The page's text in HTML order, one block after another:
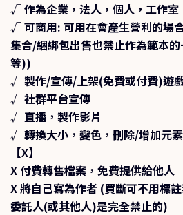
√ 作為企業，法人，個人，工作室
√ 可商用: 可用在會產生營利的場
集合/綑綁包出售也禁止作為範本
等))
√ 製作/宣傳/上架(免費或付費)遊
√ 社群平台宣傳
√ 直播，製作影片
√ 轉換大小，變色，刪除/增加元
【X】
X 付費轉售檔案，免費提供給他人
X 將自己寫為作者 (買斷可不用標
委託人(或其他人)是完全禁止的)